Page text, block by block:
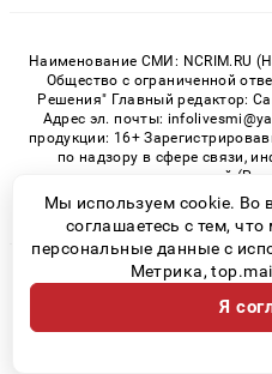
Наименование СМИ: NCRIM.RU
Общество с ограниченной
Решения" Главный редактор:
Адрес эл. почты:
продукции: 16+
по надзору в сфере связи,
массовых коммуникаций
номер СМИ ЭЛ № ФС 77
© 2026 «nCrim.ru» |
Возрастная
Политика
Мы используем cookie. Во
соглашаетесь с тем,
персональные данные с
Метрика,
Я